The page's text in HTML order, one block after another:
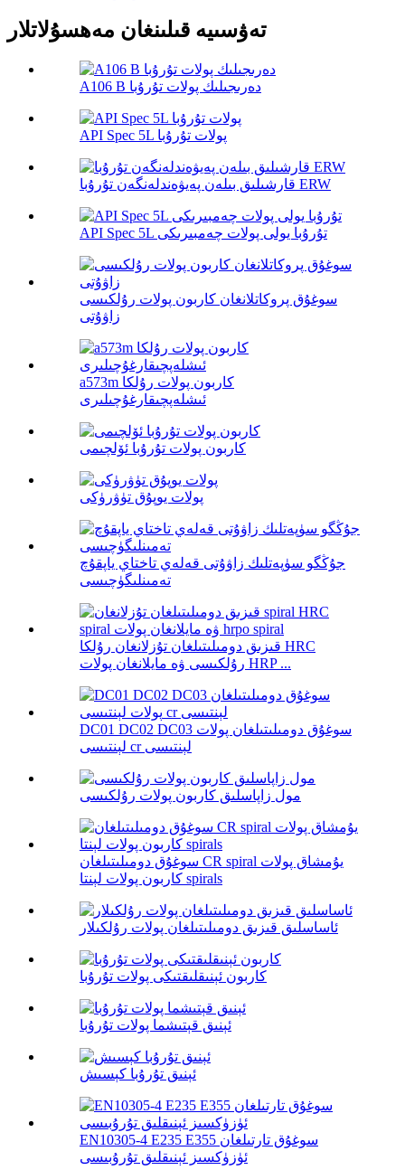
تەۋسىيە قىلىنغان مەھسۇلاتلار
A106 B دەرىجىلىك پولات تۇرۇبا
API Spec 5L پولات تۇرۇبا
قارشىلىق بىلەن پەيۋەندلەنگەن تۇرۇبا ERW
API Spec 5L تۇرۇبا يولى پولات چەمبىرىكى
سوغۇق پروكاتلانغان كاربون پولات رۇلكىسى
زاۋۇتى
a573m كاربون پولات رۇلكا
ئىشلەپچىقارغۇچىلىرى
كاربون پولات تۇرۇبا ئۆلچىمى
پولات يوپۇق تۈۋرۈكى
جۇڭگو سۈپەتلىك زاۋۇتى قەلەي تاختاي ياپقۇچ
تەمىنلىگۈچىسى
قىزىق دومىلىتىلغان تۇزلانغان رۇلكا HRC
رۇلكىسى ۋە مايلانغان پولات HRP ...
DC01 DC02 DC03 سوغۇق دومىلىتىلغان پولات
لېنتىسى cr لېنتىسى
مول زاپاسلىق كاربون پولات رۇلكىسى
سوغۇق دومىلىتىلغان CR spiral يۇمشاق پولات
كاربون پولات لېنتا spirals
ئاساسلىق قىزىق دومىلىتىلغان پولات رۇلكىلار
كاربون ئېنىقلىقتىكى پولات تۇرۇبا
ئېنىق قېتىشما پولات تۇرۇبا
ئېنىق تۇرۇبا كېسىش
EN10305-4 E235 E355 سوغۇق تارتىلغان
ئۈزۈكسىز ئېنىقلىق تۇرۇبىسى